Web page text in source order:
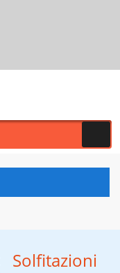
Solfitazioni